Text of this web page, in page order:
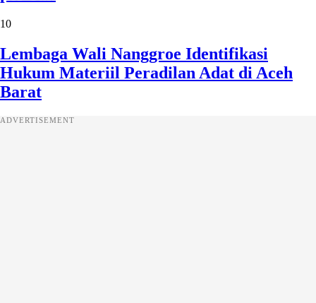
10
Lembaga Wali Nanggroe Identifikasi
Hukum Materiil Peradilan Adat di Aceh
Barat
ADVERTISEMENT